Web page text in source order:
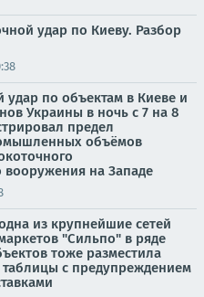
удар по Киеву. Разбор
по объектам в Киеве и
Украины в ночь с 7 на 8
предел
объёмов
вооружения на Западе
из крупнейшие сетей
"Сильпо" в ряде
тоже разместила
с предупреждением